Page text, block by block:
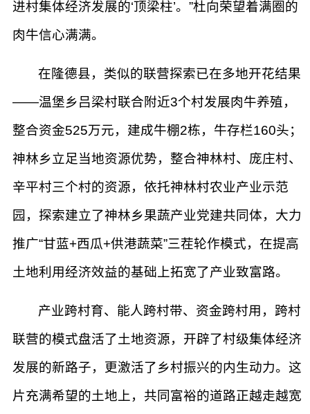
进村集体经济发展的‘顶梁柱’。”杜向荣望着满圈的
肉牛信心满满。
在隆德县，类似的联营探索已在多地开花结果
——温堡乡吕梁村联合附近3个村发展肉牛养殖，
整合资金525万元，建成牛棚2栋，牛存栏160头；
神林乡立足当地资源优势，整合神林村、庞庄村、
辛平村三个村的资源，依托神林村农业产业示范
园，探索建立了神林乡果蔬产业党建共同体，大力
推广“甘蓝+西瓜+供港蔬菜”三茬轮作模式，在提高
土地利用经济效益的基础上拓宽了产业致富路。
产业跨村育、能人跨村带、资金跨村用，跨村
联营的模式盘活了土地资源，开辟了村级集体经济
发展的新路子，更激活了乡村振兴的内生动力。这
片充满希望的土地上，共同富裕的道路正越走越宽